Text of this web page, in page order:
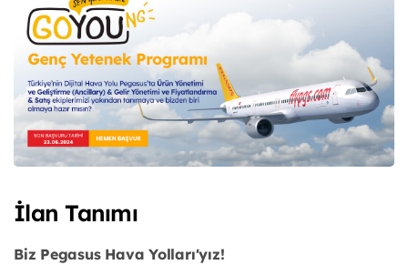
İlan Tanımı
Biz Pegasus Hava Yolları'yız!